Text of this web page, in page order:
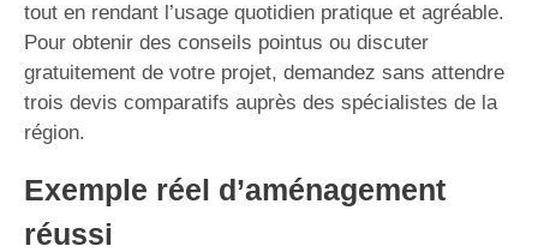
tout en rendant l’usage quotidien pratique et agréable.
Pour obtenir des conseils pointus ou discuter
gratuitement de votre projet, demandez sans attendre
trois devis comparatifs auprès des spécialistes de la
région.
Exemple réel d’aménagement
réussi